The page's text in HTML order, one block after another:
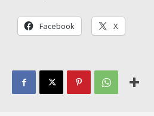
Facebook X